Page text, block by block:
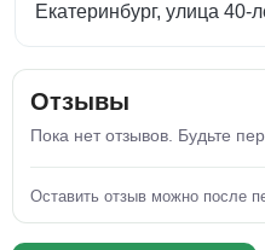
Екатеринбург, улица 40-
Отзывы
Пока нет отзывов. Будьте
Оставить отзыв можно после